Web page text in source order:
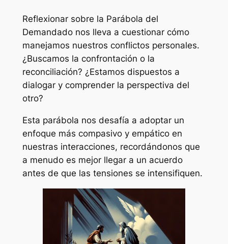
Reflexionar sobre la Parábola del
Demandado nos lleva a cuestionar cómo
manejamos nuestros conflictos personales.
¿Buscamos la confrontación o la
reconciliación? ¿Estamos dispuestos a
dialogar y comprender la perspectiva del
otro?
Esta parábola nos desafía a adoptar un
enfoque más compasivo y empático en
nuestras interacciones, recordándonos que
a menudo es mejor llegar a un acuerdo
antes de que las tensiones se intensifiquen.